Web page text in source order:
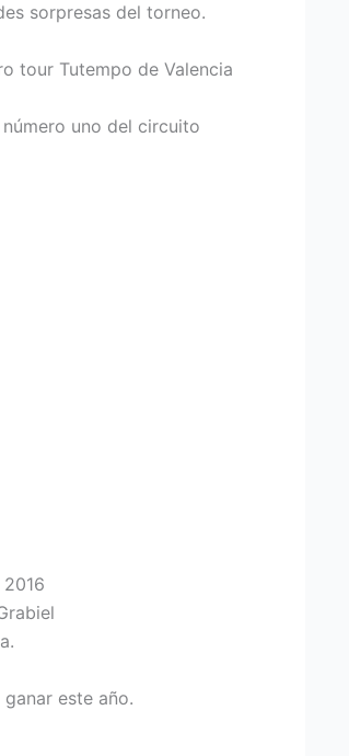
sorpresas del torneo.
tour Tutempo de Valencia
uno del circuito
este año.